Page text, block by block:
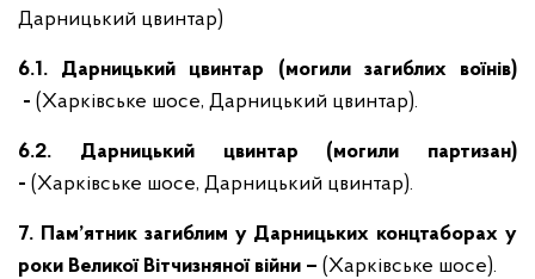
Дарницький цвинтар)
6.1. Дарницький цвинтар (могили загиблих воїнів)
- (Харківське шосе, Дарницький цвинтар).
6.2. Дарницький цвинтар (могили партизан)
- (Харківське шосе, Дарницький цвинтар).
7. Пам’ятник загиблим у Дарницьких концтаборах у
роки Великої Вітчизняної війни – (Харківське шосе).